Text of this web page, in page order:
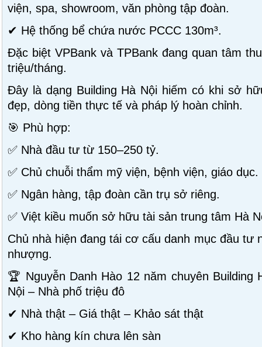
viện, spa, showroom, văn phòng tập đoàn.
✔ Hệ thống bể chứa nước PCCC 130m³.
Đặc biệt VPBank và TPBank đang quan tâm
triệu/tháng.
Đây là dạng Building Hà Nội hiếm có khi sở
đẹp, dòng tiền thực tế và pháp lý hoàn chỉnh.
🎯 Phù hợp:
✅ Nhà đầu tư từ 150–250 tỷ.
✅ Chủ chuỗi thẩm mỹ viện, bệnh viện, giáo dục.
✅ Ngân hàng, tập đoàn cần trụ sở riêng.
✅ Việt kiều muốn sở hữu tài sản trung tâm Hà
Chủ nhà hiện đang tái cơ cấu danh mục đầu tư
nhượng.
🏆 Nguyễn Danh Hào 12 năm chuyên Building
Nội – Nhà phố triệu đô
✔ Nhà thật – Giá thật – Khảo sát thật
✔ Kho hàng kín chưa lên sàn